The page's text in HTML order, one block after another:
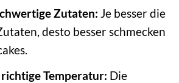
Zutaten: Je besser die
desto besser schmecken
Temperatur: Die